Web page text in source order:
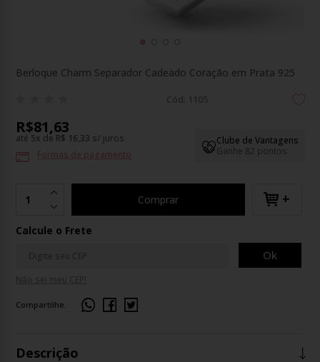
Berloque Charm Separador Cadeado Coração em Prata 925
Cód: 1105
Clube de Vantagens
Ganhe 82 pontos
R$81,63
até 5x de R$ 16,33 s/ juros
Formas de pagamento
Comprar +
Calcule o Frete
Ok
Compartilhe:
Descrição